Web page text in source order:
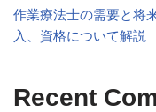
作業療法士の需要と将
入、資格について解説
Recent